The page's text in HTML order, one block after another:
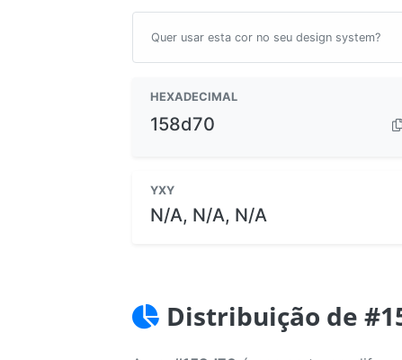
Quer usar esta cor no seu design system?
HEXADECIMAL
158d70
YXY
N/A, N/A, N/A
Distribuição de